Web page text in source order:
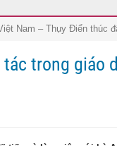
Nam – Thụy Điển thúc
trong giáo